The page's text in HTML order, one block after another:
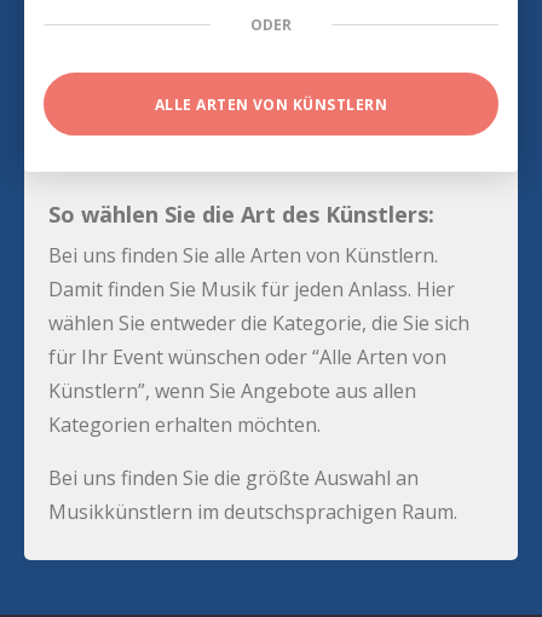
ODER
ALLE ARTEN VON KÜNSTLERN
So wählen Sie die Art des Künstlers:
Bei uns finden Sie alle Arten von Künstlern.
Damit finden Sie Musik für jeden Anlass. Hier
wählen Sie entweder die Kategorie, die Sie sich
für Ihr Event wünschen oder “Alle Arten von
Künstlern”, wenn Sie Angebote aus allen
Kategorien erhalten möchten.
Bei uns finden Sie die größte Auswahl an
Musikkünstlern im deutschsprachigen Raum.